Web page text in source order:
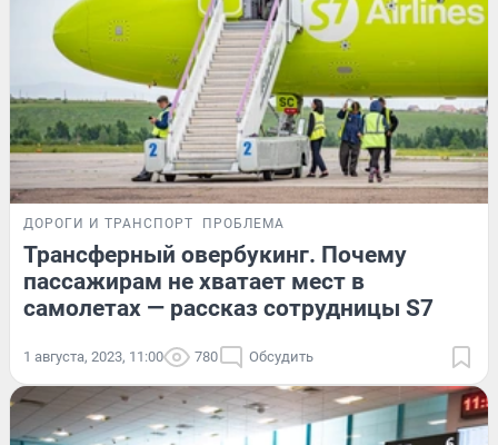
ДОРОГИ И ТРАНСПОРТ ПРОБЛЕМА
Трансферный овербукинг. Почему
пассажирам не хватает мест в
самолетах — рассказ сотрудницы S7
1 августа, 2023, 11:00 780 Обсудить